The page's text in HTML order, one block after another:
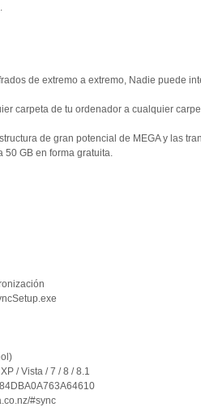
de extremo a extremo, Nadie puede
carpeta de tu ordenador a cualquier
de gran potencial de MEGA y las
50 GB en forma gratuita.
/ Vista / 7 / 8 / 8.1
#sync